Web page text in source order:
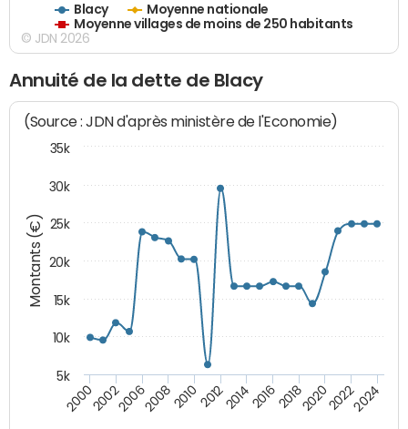
Blacy
Moyenne nationale
Moyenne villages de moins de 250 habitants
© JDN 2026
Annuité de la dette de Blacy
Montants (€)
(Source : JDN d'après ministère de l'Economie)
200020022006200820102012201420162018202020222024
5k
10k
15k
20k
25k
30k
35k